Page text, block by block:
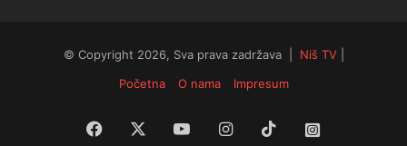
© Copyright 2026, Sva prava zadržava | Niš TV|
Početna
O nama Impresum
Facebook YouTubeInstagram
TikTok